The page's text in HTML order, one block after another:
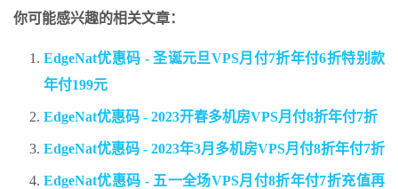
你可能感兴趣的相关文章：
EdgeNat优惠码 - 圣诞元旦VPS月付7折年付6折特别款
年付199元
EdgeNat优惠码 - 2023开春多机房VPS月付8折年付7折
EdgeNat优惠码 - 2023年3月多机房VPS月付8折年付7折
EdgeNat优惠码 - 五一全场VPS月付8折年付7折充值再